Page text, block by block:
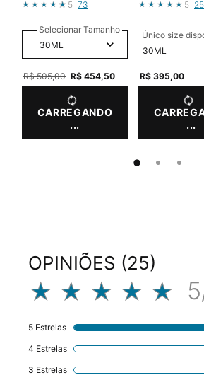
5 73
Selecionar Tamanho
Old price
R$ 505,00 New price
R$ 454,50
CARREGANDO
...
5 25
Único size
30ML
R$ 395,00
...
OPINIÕES (25)
5 out of 5 stars.
5 Estrelas
4 Estrelas
3 Estrelas